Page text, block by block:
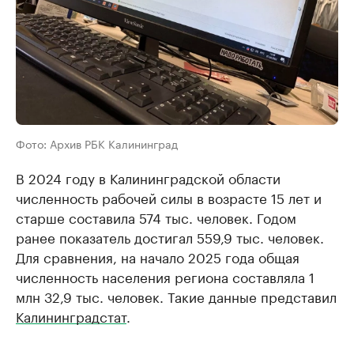
Фото: Архив РБК Калининград
В 2024 году в Калининградской области
численность рабочей силы в возрасте 15 лет и
старше составила 574 тыс. человек. Годом
ранее показатель достигал 559,9 тыс. человек.
Для сравнения, на начало 2025 года общая
численность населения региона составляла 1
млн 32,9 тыс. человек. Такие данные представил
Калининградстат.